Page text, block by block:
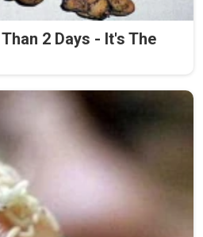
2 Days - It's The